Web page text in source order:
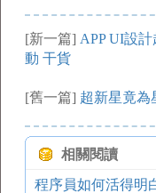
[新一篇] APP UI設
動 干貨
[舊一篇] 超新星竟為
相關閱讀
程序員如何活得明